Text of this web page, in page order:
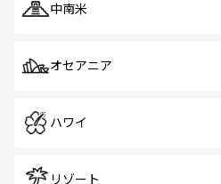
中南米
オセアニア
ハワイ
リゾート